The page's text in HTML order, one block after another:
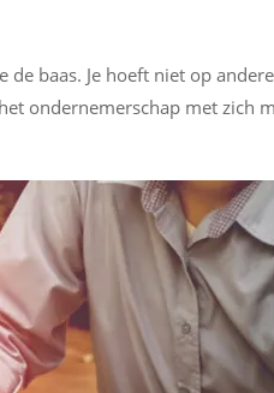
de baas. Je hoeft niet op
ondernemerschap met zich